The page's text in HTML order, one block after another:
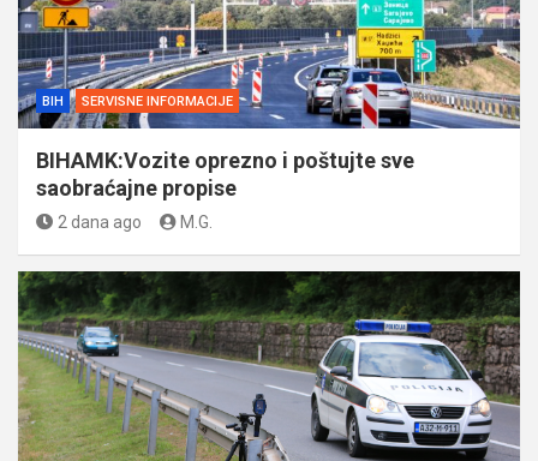
BIH SERVISNE INFORMACIJE
BIHAMK:Vozite oprezno i poštujte sve
saobraćajne propise
2 dana ago M.G.